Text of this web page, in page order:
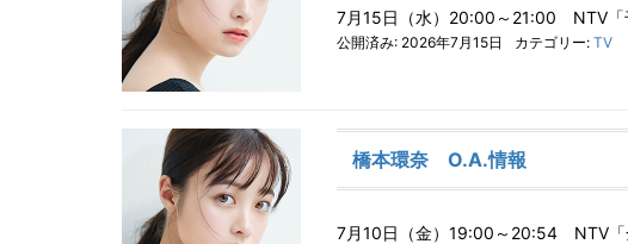
7月15日（水）20:00～21:00 NTV「
公開済み: 2026年7月15日 カテゴリー: TV
橋本環奈 O.A.情報
7月10日（金）19:00～20:54 NTV「